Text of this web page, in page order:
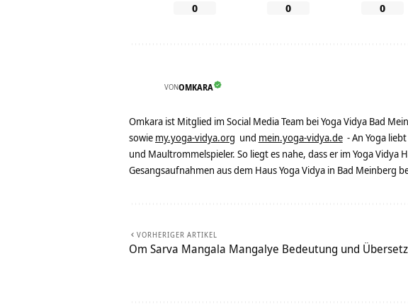
0 0 0
VONOMKARA
Omkara ist Mitglied im Social Media Team bei Yoga Vidya Bad
sowie my.yoga-vidya.org und mein.yoga-vidya.de - An Yoga
und Maultrommelspieler. So liegt es nahe, dass er im Yoga
Gesangsaufnahmen aus dem Haus Yoga Vidya in Bad Meinberg
VORHERIGER ARTIKEL
Om Sarva Mangala Mangalye Bedeutung und